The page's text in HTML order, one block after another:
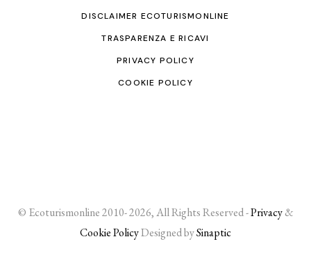
DISCLAIMER ECOTURISMONLINE
TRASPARENZA E RICAVI
PRIVACY POLICY
COOKIE POLICY
© Ecoturismonline 2010- 2026, All Rights Reserved -Privacy&
Cookie PolicyDesigned bySinaptic